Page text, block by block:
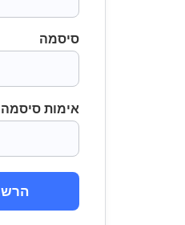
סיסמה
אימות סיסמה
הרשמה